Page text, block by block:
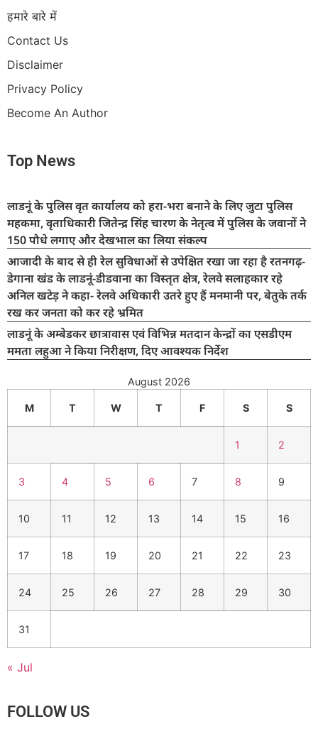
हमारे बारे में
Contact Us
Disclaimer
Privacy Policy
Become An Author
Top News
लाडनूं के पुलिस वृत कार्यालय को हरा-भरा बनाने के लिए जुटा पुलिस
महकमा, वृताधिकारी जितेन्द्र सिंह चारण के नेतृत्व में पुलिस के जवानों ने
150 पौधे लगाए और देखभाल का लिया संकल्प
आजादी के बाद से ही रेल सुविधाओं से उपेक्षित रखा जा रहा है रतनगढ़-
डेगाना खंड के लाडनूं-डीडवाना का विस्तृत क्षेत्र, रेलवे सलाहकार रहे
अनिल खटेड़ ने कहा- रेलवे अधिकारी उतरे हुए हैं मनमानी पर, बेतुके तर्क
रख कर जनता को कर रहे भ्रमित
लाडनूं के अम्बेडकर छात्रावास एवं विभिन्न मतदान केन्द्रों का एसडीएम
ममता लहुआ ने किया निरीक्षण, दिए आवश्यक निर्देश
August 2026
M T W T F S S
1 2
3 4 5 6 7 8 9
10 11 12 13 14 15 16
17 18 19 20 21 22 23
24 25 26 27 28 29 30
31
« Jul
FOLLOW US